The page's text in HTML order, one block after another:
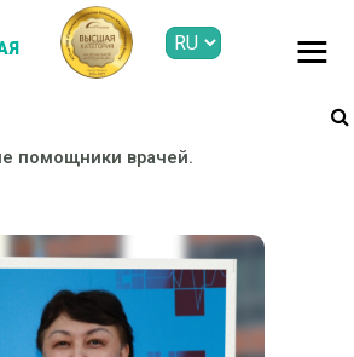
помощники врачей.